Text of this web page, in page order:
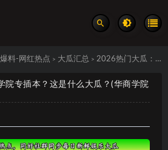
料-网红热点 > 大瓜汇总 > 2026热门大瓜：华商学院专插本？这是什么大瓜？(华商学院事件) 真实事件汇总
院专插本？这是什么大瓜？(华商学院